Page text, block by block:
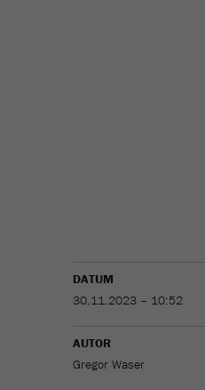
DATUM
30.11.2023 – 10:52
AUTOR
Gregor Waser